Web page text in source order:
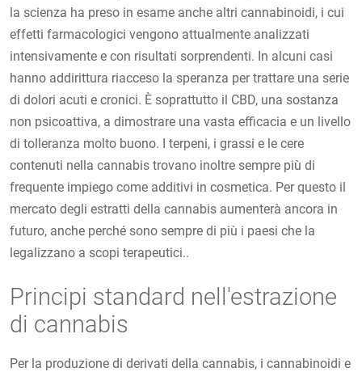
la scienza ha preso in esame anche altri cannabinoidi, i cui
effetti farmacologici vengono attualmente analizzati
intensivamente e con risultati sorprendenti. In alcuni casi
hanno addirittura riacceso la speranza per trattare una serie
di dolori acuti e cronici. È soprattutto il CBD, una sostanza
non psicoattiva, a dimostrare una vasta efficacia e un livello
di tolleranza molto buono. I terpeni, i grassi e le cere
contenuti nella cannabis trovano inoltre sempre più di
frequente impiego come additivi in cosmetica. Per questo il
mercato degli estratti della cannabis aumenterà ancora in
futuro, anche perché sono sempre di più i paesi che la
legalizzano a scopi terapeutici..
Principi standard nell'estrazione
di cannabis
Per la produzione di derivati della cannabis, i cannabinoidi e